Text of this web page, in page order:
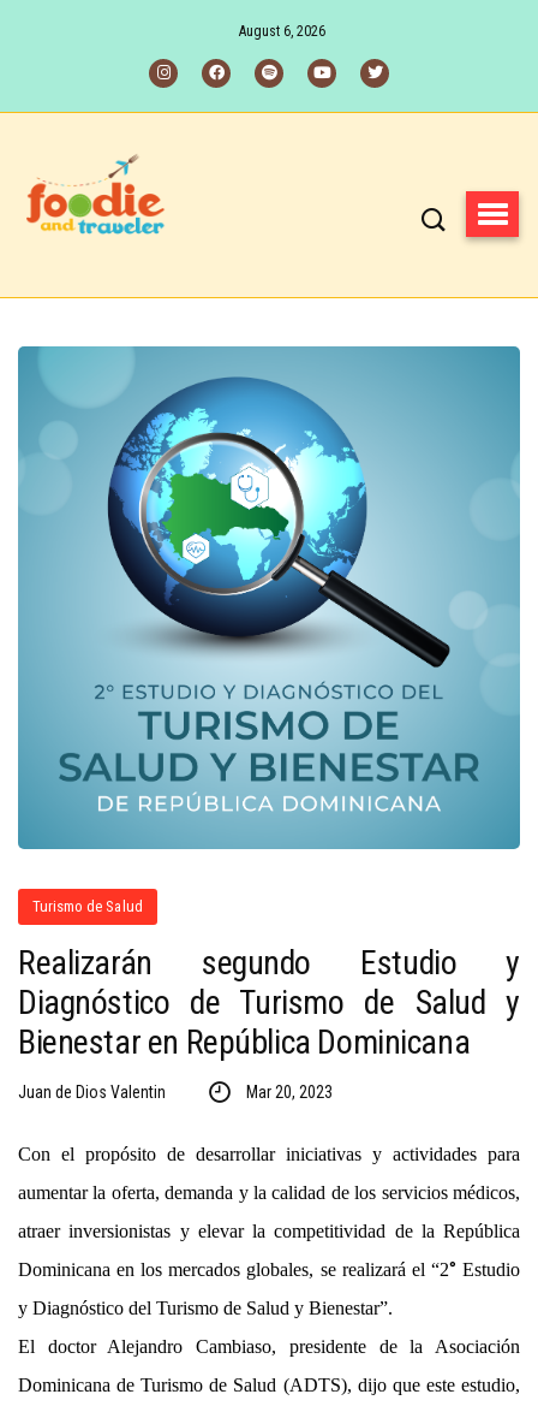
August 6, 2026
Turismo de Salud
Realizarán segundo Estudio y
Diagnóstico de Turismo de Salud y
Bienestar en República Dominicana
Juan de Dios Valentin Mar 20, 2023
Con el propósito de desarrollar iniciativas y actividades para
aumentar la oferta, demanda y la calidad de los servicios médicos,
atraer inversionistas y elevar la competitividad de la República
Dominicana en los mercados globales, se realizará el “2° Estudio
y Diagnóstico del Turismo de Salud y Bienestar”.
El doctor Alejandro Cambiaso, presidente de la Asociación
Dominicana de Turismo de Salud (ADTS), dijo que este estudio,